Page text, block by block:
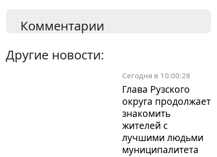
Комментарии
Другие новости:
Сегодня в 10:00:28
Глава Рузского
округа продолжает
знакомить
жителей с
лучшими людьми
муниципалитета